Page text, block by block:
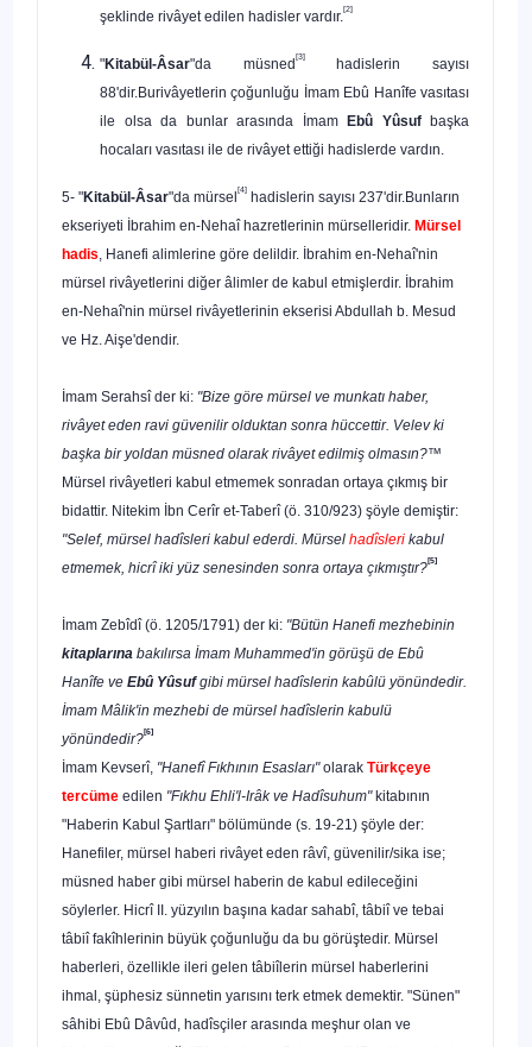
şeklinde rivâyet edilen hadisler vardır. [2]
"Kitabül-Âsar"da müsned[3]hadislerin sayısı
88'dir.Burivâyetlerin çoğunluğu İmam Ebû Hanîfe vasıtası
ile olsa da bunlar arasında İmam Ebû Yûsufbaşka
hocaları vasıtası ile de rivâyet ettiği hadislerde vardın.
5- "Kitabül-Âsar"da mürsel[4] hadislerin sayısı 237'dir.Bunların
ekseriyeti İbrahim en-Nehaî hazretlerinin mürselleridir. Mürsel
hadis , Hanefi alimlerine göre delildir. İbrahim en-Nehaî'nin
mürsel rivâyetlerini diğer âlimler de kabul etmişlerdir. İbrahim
en-Nehaî'nin mürsel rivâyetlerinin ekserisi Abdullah b. Mesud
ve Hz. Aişe'dendir.
İmam Serahsî der ki: "Bize göre mürsel ve munkatı haber,
rivâyet eden ravi güvenilir olduktan sonra hüccettir. Velev ki
başka bir yoldan müsned ola­rak rivâyet edilmiş olmasın?™
Mürsel rivâyetleri kabul etmemek sonradan ortaya çıkmış bir
bidattir. Nitekim İbn Cerîr et-Taberî (ö. 310/923) şöyle demiştir:
"Selef, mürsel hadîsleri kabul ederdi. Mürsel hadîsleri kabul
etmemek, hicrî iki yüz senesin­den sonra ortaya çıkmıştır?[5]
İmam Zebîdî (ö. 1205/1791) der ki: "Bütün Hanefi mezhebinin
kitap­larına bakılırsa İmam Muhammed'in görüşü de Ebû
Hanîfe ve Ebû Yûsufgibi mürsel hadîslerin kabûlü yönündedir.
İmam Mâlik'in mezhebi de mürsel hadîslerin kabulü
yönündedir?[6]
İmam Kevserî, "Hanefî Fıkhının Esasları"olarak Türkçeye
tercüme edilen "Fıkhu Ehli'l-Irâk ve Hadîsuhum"kitabının
"Haberin Kabul Şartla­rı" bölümünde (s. 19-21) şöyle der:
Hanefiler, mürsel haberi rivâyet eden râvî, güvenilir/sika ise;
müsned haber gibi mürsel haberin de kabul edileceğini
söylerler. Hicrî II. yüzyı­lın başına kadar sahabî, tâbiî ve tebai
tâbiî fakîhlerinin büyük çoğunluğu da bu görüştedir. Mürsel
haberleri, özellikle ileri gelen tâbiîlerin mürsel haberlerini
ihmal, şüphesiz sünnetin yarısını terk etmek demektir. "Sü­nen"
sâhibi Ebû Dâvûd, hadîsçiler arasında meşhur olan ve